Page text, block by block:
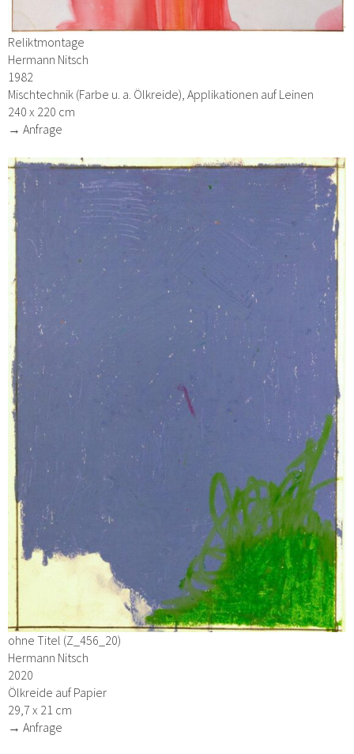
Reliktmontage
Hermann Nitsch
1982
Mischtechnik (Farbe u. a. Ölkreide), Applikationen auf Leinen
240 x 220 cm
→ Anfrage
ohne Titel (Z_456_20)
Hermann Nitsch
2020
Ölkreide auf Papier
29,7 x 21 cm
→ Anfrage